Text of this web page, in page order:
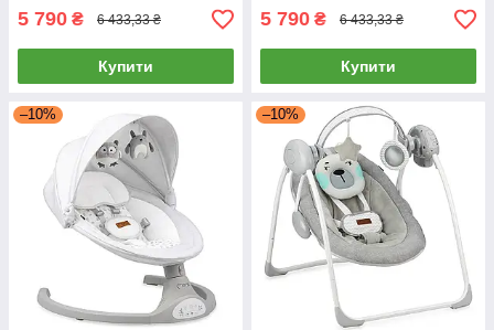
5 790 ₴ 6 433,33 ₴
Купити
5 790 ₴ 6 433,33 ₴
Купити
–10% –10%